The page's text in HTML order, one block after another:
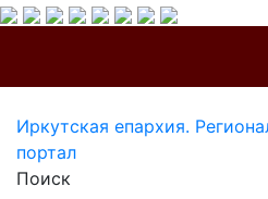
Иркутская епархия.
портал
Поиск